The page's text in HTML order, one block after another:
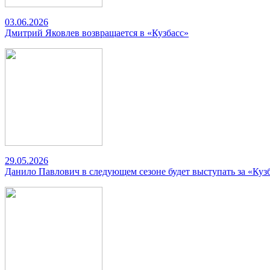
03.06.2026
Дмитрий Яковлев возвращается в «Кузбасс»
29.05.2026
Данило Павлович в следующем сезоне будет выступать за